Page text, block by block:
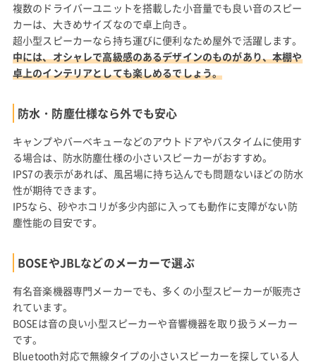
複数のドライバーユニットを搭載した小音量でも良い音のスピー
カーは、大きめサイズなので卓上向き。
超小型スピーカーなら持ち運びに便利なため屋外で活躍します。
中には、オシャレで高級感のあるデザインのものがあり、本棚や
卓上のインテリアとしても楽しめるでしょう。
防水・防塵仕様なら外でも安心
キャンプやバーベキューなどのアウトドアやバスタイムに使用す
る場合は、防水防塵仕様の小さいスピーカーがおすすめ。
IPS7の表示があれば、風呂場に持ち込んでも問題ないほどの防水
性が期待できます。
IP5なら、砂やホコリが多少内部に入っても動作に支障がない防
塵性能の目安です。
BOSEやJBLなどのメーカーで選ぶ
有名音楽機器専門メーカーでも、多くの小型スピーカーが販売さ
れています。
BOSEは音の良い小型スピーカーや音響機器を取り扱うメーカー
です。
Bluetooth対応で無線タイプの小さいスピーカーを探している人